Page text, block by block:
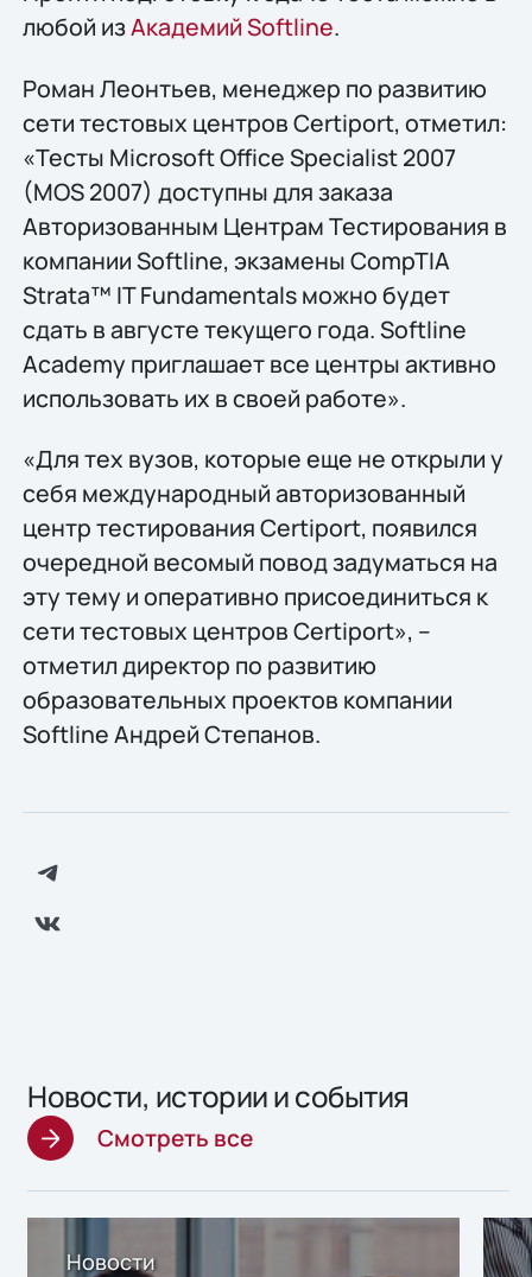
любой изАкадемий Softline.
Роман Леонтьев, менеджер по развитию
сети тестовых центров Certiport, отметил:
«Тесты Microsoft Office Specialist 2007
(MOS 2007) доступны для заказа
Авторизованным Центрам Тестирования в
компании Softline, экзамены CompTIA
Strata™ IT Fundamentals можно будет
сдать в августе текущего года. Softline
Academy приглашает все центры активно
использовать их в своей работе».
«Для тех вузов, которые еще не открыли у
себя международный авторизованный
центр тестирования Certiport, появился
очередной весомый повод задуматься на
эту тему и оперативно присоединиться к
сети тестовых центров Certiport», –
отметил директор по развитию
образовательных проектов компании
Softline Андрей Степанов.
Новости, истории и события
Смотреть все
Новости